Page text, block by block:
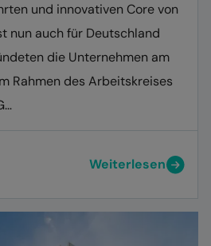
und innovativen Core von
nun auch für Deutschland
die Unternehmen am
Rahmen des Arbeitskreises
Weiterlesen